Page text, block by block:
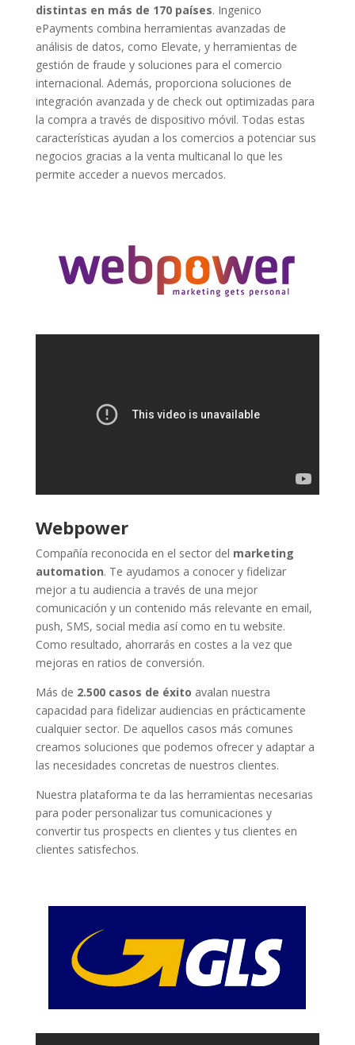
distintas en más de 170 países. Ingenico
ePayments combina herramientas avanzadas de
análisis de datos, como Elevate, y herramientas de
gestión de fraude y soluciones para el comercio
internacional. Además, proporciona soluciones de
integración avanzada y de check out optimizadas para
la compra a través de dispositivo móvil. Todas estas
características ayudan a los comercios a potenciar sus
negocios gracias a la venta multicanal lo que les
permite acceder a nuevos mercados.
Webpower
Compañía reconocida en el sector del marketing
automation. Te ayudamos a conocer y fidelizar
mejor a tu audiencia a través de una mejor
comunicación y un contenido más relevante en email,
push, SMS, social media así como en tu website.
Como resultado, ahorrarás en costes a la vez que
mejoras en ratios de conversión.
Más de 2.500 casos de éxito avalan nuestra
capacidad para fidelizar audiencias en prácticamente
cualquier sector. De aquellos casos más comunes
creamos soluciones que podemos ofrecer y adaptar a
las necesidades concretas de nuestros clientes.
Nuestra plataforma te da las herramientas necesarias
para poder personalizar tus comunicaciones y
convertir tus prospects en clientes y tus clientes en
clientes satisfechos.